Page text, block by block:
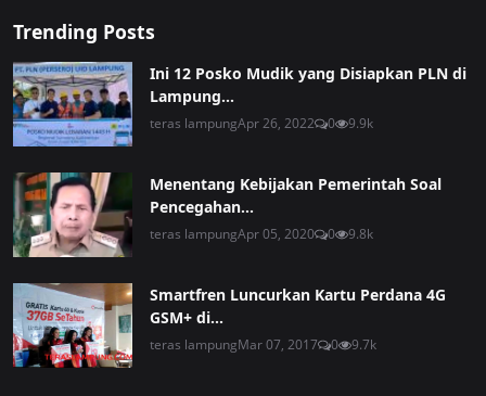
Trending Posts
Ini 12 Posko Mudik yang Disiapkan PLN di
Lampung...
teras lampungApr 26, 2022 0 9.9k
Menentang Kebijakan Pemerintah Soal
Pencegahan...
teras lampungApr 05, 2020 0 9.8k
Smartfren Luncurkan Kartu Perdana 4G
GSM+ di...
teras lampungMar 07, 2017 0 9.7k